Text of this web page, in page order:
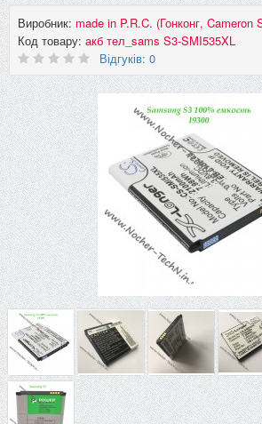
Виробник: made in P.R.C. (Гонконг, Cameron
Код товару: акб тел_sams S3-SMI535XL
Відгуків: 0